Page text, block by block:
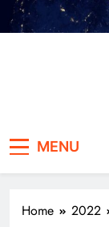
Skip
MENU
Home 2022